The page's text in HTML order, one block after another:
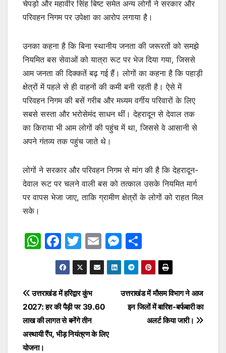
चेपड़ो और महावीर सिंह बिष्ट समेत अन्य लोगों ने सरकार और
परिवहन निगम पर उपेक्षा का आरोप लगाया है।
उनका कहना है कि बिना स्थानीय जनता की जरूरतों को समझे
नियमित बस सेवाओं को यात्रा रूट पर भेज दिया गया, जिससे
आम जनता की दिक्कतें बढ़ गई हैं। लोगों का कहना है कि पहाड़ी
क्षेत्रों में पहले से ही वाहनों की कमी बनी रहती है। ऐसे में
परिवहन निगम की बसें गरीब और मध्यम वर्गीय परिवारों के लिए
सबसे सस्ता और भरोसेमंद साधन थीं। देहरादून से देवाल तक
का किराया भी आम लोगों की पहुंच में था, जिससे वे आसानी से
अपने गंतव्य तक पहुंच जाते थे।
लोगों ने सरकार और परिवहन निगम से मांग की है कि देहरादून-
देवाल रूट पर चलने वाली बस को तत्काल उसके नियमित मार्ग
पर वापस भेजा जाए, ताकि ग्रामीण क्षेत्रों के लोगों को राहत मिल
सके।
W
s
A
p
p
F
a
c
e
b
o
o
T
w
itt
er
E
m
ai
M
e
s
s
e
h
ar
e
Post
navigation
उत्तराखंड में मौसम विभाग ने आज
इन जिलों में बारिश-बर्फबारी का
अलर्ट किया जारी।
उत्तराखंड में हरिद्वार कुंभ
2027: हर की पैड़ी पर 39.60
लाख की लागत से बनेंगे तीन
अस्थायी रैंप, भीड़ नियंत्रण के लिए
योजना।